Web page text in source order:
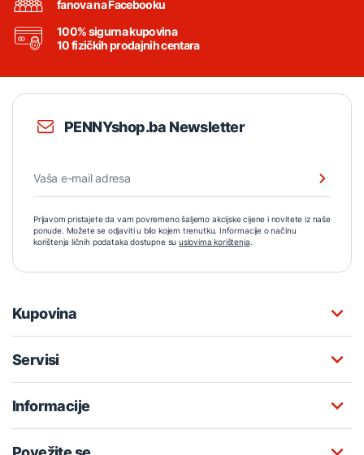
fanova na Facebooku
100% sigurna kupovina
10 fizičkih prodajnih centara
PENNYshop.ba Newsletter
Prijavom pristajete da vam povremeno šaljemo akcijske cijene i novitete iz naše
ponude. Možete se odjaviti u bilo kojem trenutku. Informacije o načinu
korištenja ličnih podataka dostupne su uslovima korištenja.
Kupovina
Servisi
Informacije